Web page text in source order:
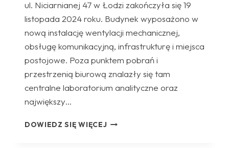
ul. Niciarnianej 47 w Łodzi zakończyła się 19
listopada 2024 roku. Budynek wyposażono w
nową instalację wentylacji mechanicznej,
obsługę komunikacyjną, infrastrukturę i miejsca
postojowe. Poza punktem pobrań i
przestrzenią biurową znalazły się tam
centralne laboratorium analityczne oraz
największy…
DOWIEDZ SIĘ WIĘCEJBUDYNEK